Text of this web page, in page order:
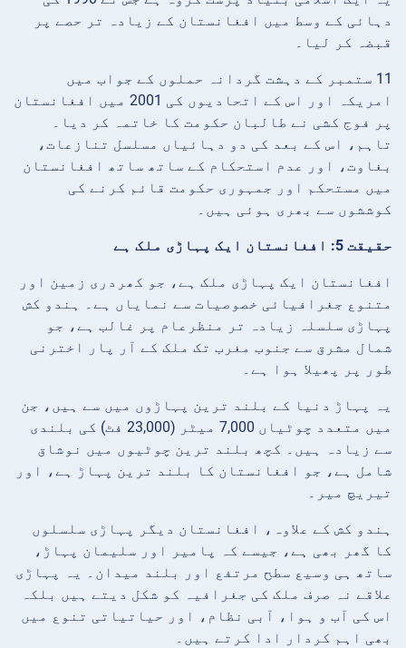
دہائی کے وسط میں افغانستان کے زیادہ تر حصے پر
قبضہ کر لیا۔
11 ستمبر کے دہشت گردانہ حملوں کے جواب میں
امریکہ اور اس کے اتحادیوں کی 2001 میں افغانستان
پر فوج کشی نے طالبان حکومت کا خاتمہ کر دیا۔
تاہم، اس کے بعد کی دو دہائیاں مسلسل تنازعات،
بغاوت، اور عدم استحکام کے ساتھ ساتھ افغانستان
میں مستحکم اور جمہوری حکومت قائم کرنے کی
کوششوں سے بھری ہوئی ہیں۔
حقیقت 5: افغانستان ایک پہاڑی ملک ہے
افغانستان ایک پہاڑی ملک ہے، جو کھردری زمین اور
متنوع جغرافیائی خصوصیات سے نمایاں ہے۔ ہندو کش
پہاڑی سلسلہ زیادہ تر منظرعام پر غالب ہے، جو
شمال مشرق سے جنوب مغرب تک ملک کے آر پار اخترنی
طور پر پھیلا ہوا ہے۔
یہ پہاڑ دنیا کے بلند ترین پہاڑوں میں سے ہیں، جن
میں متعدد چوٹیاں 7,000 میٹر (23,000 فٹ) کی بلندی
سے زیادہ ہیں۔ کچھ بلند ترین چوٹیوں میں نوشاق
شامل ہے، جو افغانستان کا بلند ترین پہاڑ ہے، اور
تیریچ میر۔
ہندو کش کے علاوہ، افغانستان دیگر پہاڑی سلسلوں
کا گھر بھی ہے، جیسے کہ پامیر اور سلیمان پہاڑ،
ساتھ ہی وسیع سطح مرتفع اور بلند میدان۔ یہ پہاڑی
علاقے نہ صرف ملک کی جغرافیہ کو شکل دیتے ہیں بلکہ
اس کی آب و ہوا، آبی نظام، اور حیاتیاتی تنوع میں
بھی اہم کردار ادا کرتے ہیں۔